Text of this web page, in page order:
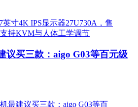
议买三款：aigo G03等百元级